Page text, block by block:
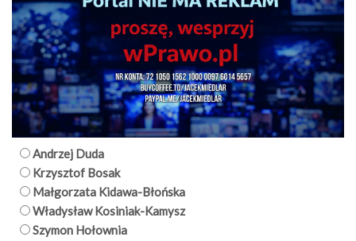
Andrzej Duda
Krzysztof Bosak
Małgorzata Kidawa-Błońska
Władysław Kosiniak-Kamysz
Szymon Hołownia